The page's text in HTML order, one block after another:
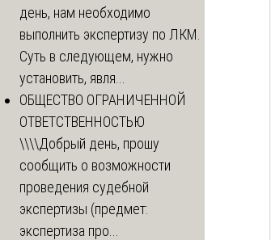
день, нам необходимо
выполнить экспертизу по ЛКМ.
Суть в следующем, нужно
установить, явля...
ОБЩЕСТВО ОГРАНИЧЕННОЙ
ОТВЕТСТВЕННОСТЬЮ
\\\\Добрый день, прошу
сообщить о возможности
проведения судебной
экспертизы (предмет:
экспертиза про...